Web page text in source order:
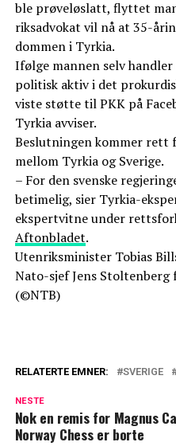
ble prøveløslatt, flyttet
riksadvokat vil nå at 35-
dommen i Tyrkia.
Ifølge mannen selv
politisk aktiv i det
viste støtte til PKK på
Tyrkia avviser.
Beslutningen kommer rett
mellom Tyrkia og Sverige.
– For den svenske
betimelig, sier Tyrkia-
ekspertvitne under
Aftonbladet.
Utenriksminister Tobias
Nato-sjef Jens
(©NTB)
RELATERTE EMNER: SVERIGE
NESTE
Nok en remis for Magnus
Norway Chess er borte